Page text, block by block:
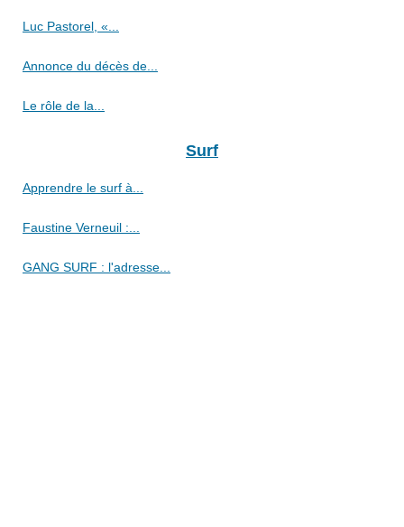
Luc Pastorel, «...
Annonce du décès de...
Le rôle de la...
Surf
Apprendre le surf à...
Faustine Verneuil :...
GANG SURF : l'adresse...